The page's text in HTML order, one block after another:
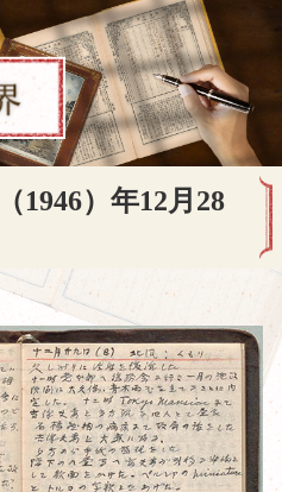
1946）年12月28